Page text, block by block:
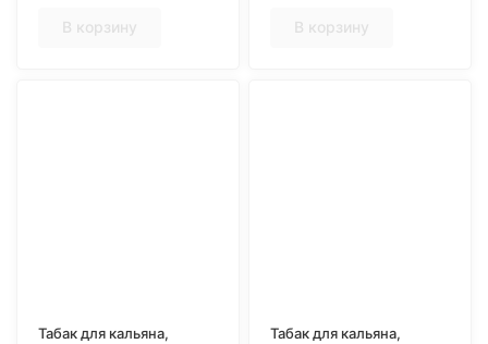
В корзину В корзину
Табак для кальяна,
Табак для кальяна,